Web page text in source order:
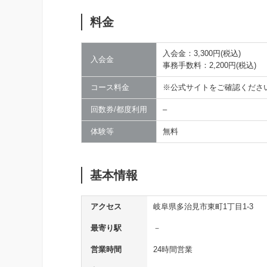
料金
入会金
入会金：3,300円(税込)
事務手数料：2,200円(税込)
コース料金 ※公式サイトをご確認くださ
回数券/都度利用 –
体験等 無料
基本情報
アクセス 岐阜県多治見市東町1丁目1-3
最寄り駅 －
営業時間 24時間営業